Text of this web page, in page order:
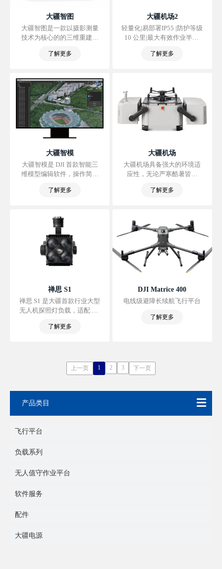
大疆智图
大疆智图是一款以摄影测量
技术为核心的的三维重建软
高效二三维重建、大疆激光
形成完美搭配，形成面向测
绘、电力、应急、建筑、交
通、农业等垂直领域完整的
应用解决方案。
了解更多
大疆机场2
轻量化|易部署IP55 |防护等级
10 公里|最大有效作业半径|
建模|支持指点飞行
了解更多
大疆智模
大疆智模是 DJI 首款智能三
维模型编辑软件，操作简单
修饰工作。它能准确识别模
速生成真实纹理，极大地简
化模型编辑工作；搭配 DJI
行业无人机与大疆智图软
件，可构建涵盖航测、建
模、修模和分享的一体化解
决方案，满足测绘、消防、
求。
了解更多
大疆机场
大疆机场具备强大的环境适
应性，无论严寒酷暑皆可
过大疆司空 2 ，远程制定飞
计，支持快速部署。
了解更多
禅思 S1
禅思 S1 是大疆首款行业大型
无人机探照灯负载，适配 DJI
RTK 和 Matrice 300 RTK 无
于公共安全、应急救援、巡
检等夜间作业场景。
了解更多
DJI Matrice 400
电线级避障长续航飞行平台
了解更多
上一页 1 2 3 下一页
产品类目
飞行平台
负载系列
无人值守作业平台
软件服务
配件
大疆电源